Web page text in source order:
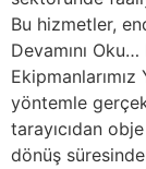
Bu hizmetler,
Devamını
yöntemle
tarayıcıdan
dönüş